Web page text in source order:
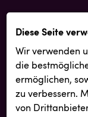
Diese Seite
Wir verwenden
die
ermöglichen,
zu verbessern.
von